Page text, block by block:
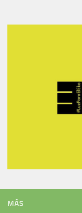
MÁS